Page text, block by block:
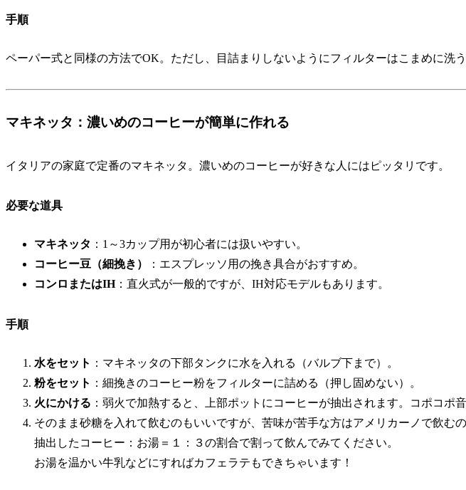
手順
ペーパー式と同様の方法でOK。ただし、目詰まりしないようにフィルターはこまめに洗
マキネッタ：濃いめのコーヒーが簡単に作れる
イタリアの家庭で定番のマキネッタ。濃いめのコーヒーが好きな人にはピッタリです。
必要な道具
マキネッタ ：1～3カップ用が初心者には扱いやすい。
コーヒー豆（細挽き）
：エスプレッソ用の挽き具合がおすすめ。
コンロまたはIH：直火式が一般的ですが、IH対応モデルもあります。
手順
水をセット ：マキネッタの下部タンクに水を入れる（バルブ下まで）。
粉をセット ：細挽きのコーヒー粉をフィルターに詰める（押し固めない）。
火にかける ：弱火で加熱すると、上部ポットにコーヒーが抽出されます。コポコポ
そのまま砂糖を入れて飲むのもいいですが、苦味が苦手な方はアメリカーノで飲むの
抽出したコーヒー：お湯＝１：３の割合で割って飲んでみてください。
お湯を温かい牛乳などにすればカフェラテもできちゃいます！